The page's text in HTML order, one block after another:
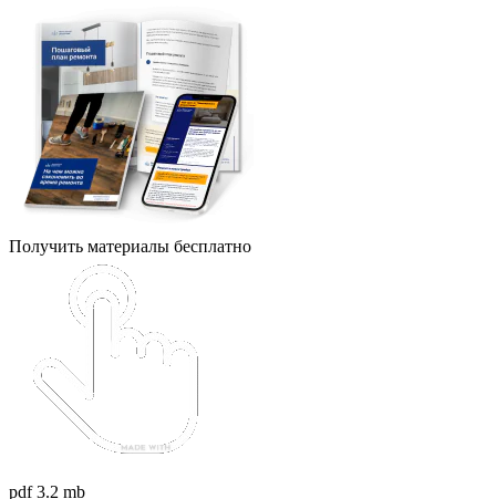
Получить материалы бесплатно
pdf 3.2 mb